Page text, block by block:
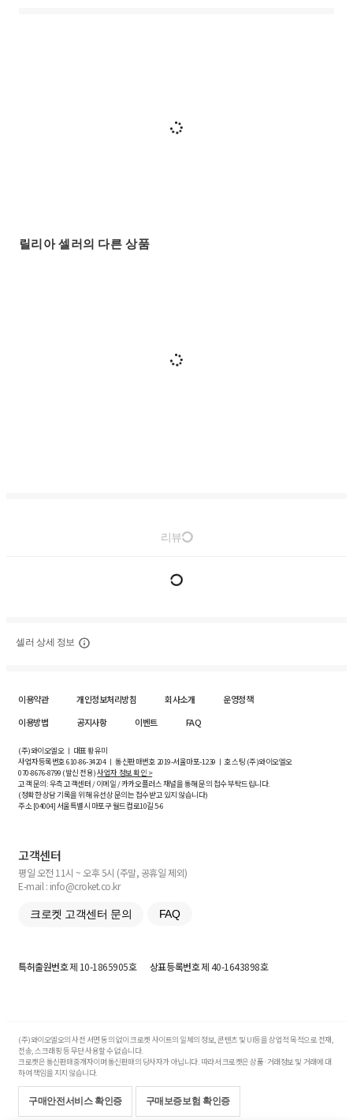
릴리아 셀러의 다른 상품
리뷰
셀러 상세 정보
이용약관 개인정보처리방침 회사소개
운영정책
이용방법
공지사항 이벤트 FAQ
(주)와이오엘오 ㅣ 대표 황유미
사업자등록번호610-86-34204ㅣ 통신판매번호 2019-서울마포-1239 ㅣ 호스팅 (주)와이오엘오
070-8676-8799 (발신 전용)사업자 정보 확인 >
고객 문의: 우측 고객센터 / 이메일 / 카카오플러스 채널을 통해 문의 접수 부탁드립니다.
(정확한 상담 기록을 위해 유선상 문의는 접수받고 있지 않습니다)
주소 [04004] 서울특별시 마포구 월드컵로10길5-6
고객센터
평일 오전 11시 ~ 오후 5시 (주말, 공휴일 제외)
E-mail : info@croket.co.kr
크로켓 고객센터 문의 FAQ
특허출원번호제 10-1865905호 상표등록번호제 40-1643898호
(주)와이오엘오의 사전 서면 동의 없이 크로켓 사이트의 일체의 정보, 콘텐츠 및 UI등을 상업적 목적으로 전재,
전송, 스크래핑 등 무단 사용할 수 없습니다.
크로켓은 통신판매중개자이며 통신판매의 당사자가 아닙니다. 따라서 크로켓은 상품·거래정보 및 거래에 대
하여 책임을 지지 않습니다.
구매안전서비스 확인증 구매보증보험 확인증